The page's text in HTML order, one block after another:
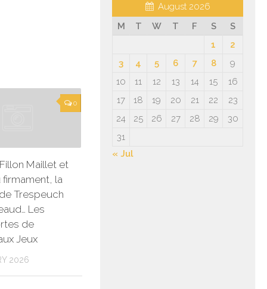
0
Maillet et
firmament, la
Trespeuch
Les
de
Jeux
2026
August 2026
M
T W T F S
S
1
2
3
4 5 6 7 8
9
10
11 12 13 14 15
16
17
18 19 20 21 22
23
24
25 26 27 28 29
30
31
« Jul